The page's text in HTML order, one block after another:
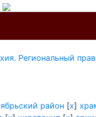
Региональный
район [x]